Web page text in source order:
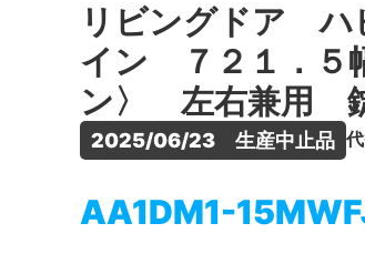
リビングドア
イン ７２１．５
ン〉 左右兼用
2025/06/23　生産中止品
AA1DM1-